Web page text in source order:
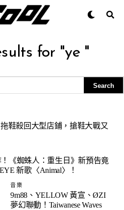
for "ye "
鞋殺回大型店鋪，搶鞋大戰又
《蜘蛛人：重生日》新預告竟
新歌〈Animal〉！
音樂
9m88、YELLOW 黃宣、ØZI
夢幻聯動！Taiwanese Waves